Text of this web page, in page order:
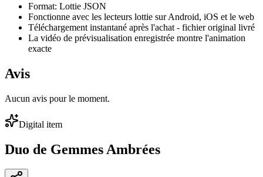
Format: Lottie JSON
Fonctionne avec les lecteurs lottie sur Android, iOS et le web
Téléchargement instantané après l'achat - fichier original livré
La vidéo de prévisualisation enregistrée montre l'animation
exacte
Avis
Aucun avis pour le moment.
Digital item
Duo de Gemmes Ambrées